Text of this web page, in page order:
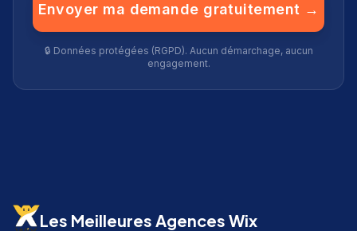
Envoyer ma demande gratuitement →
🔒 Données protégées (RGPD). Aucun démarchage, aucun
engagement.
Les Meilleures Agences Wix